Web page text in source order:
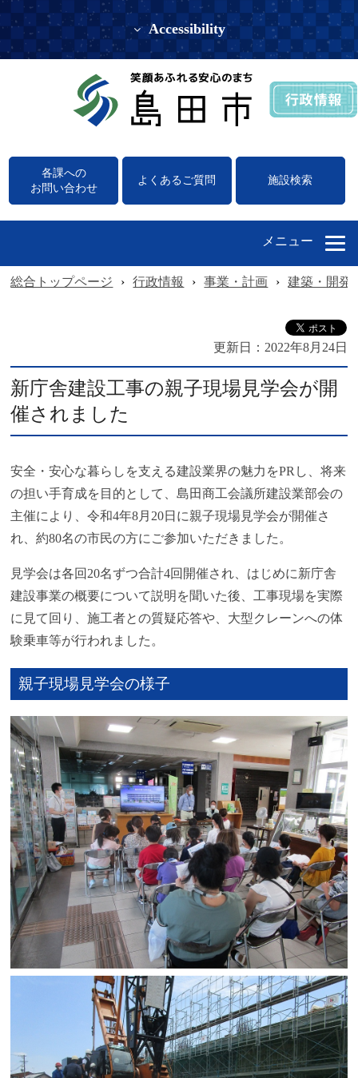
Accessibility
各課への
お問い合わせ
よくあるご質問 施設検索
メニュー
総合トップページ › 行政情報 › 事業・計画 › 建築・開発
更新日： 2022年8月24日
新庁舎建設工事の親子現場見学会が開
催されました
安全・安心な暮らしを支える建設業界の魅力をPRし、将来
の担い手育成を目的として、島田商工会議所建設業部会の
主催により、令和4年8月20日に親子現場見学会が開催さ
れ、約80名の市民の方にご参加いただきました。
見学会は各回20名ずつ合計4回開催され、はじめに新庁舎
建設事業の概要について説明を聞いた後、工事現場を実際
に見て回り、施工者との質疑応答や、大型クレーンへの体
験乗車等が行われました。
親子現場見学会の様子